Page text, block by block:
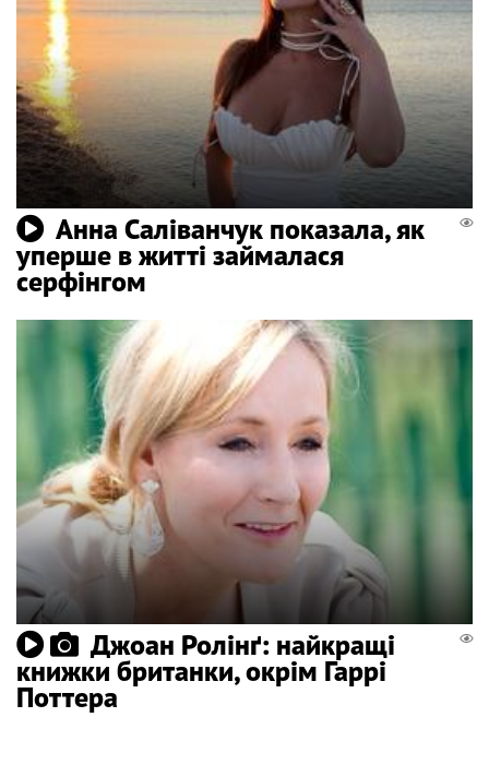
Анна Саліванчук показала, як
уперше в житті займалася
серфінгом
Джоан Ролінґ: найкращі
книжки британки, окрім Гаррі
Поттера